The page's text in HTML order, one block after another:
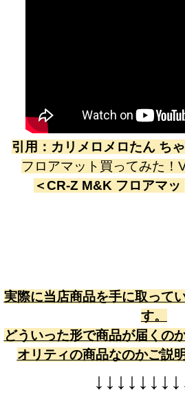
引用： カリメロメロたん ち
フロアマット買ってみた！
＜CR-Z M&K フロアマ
実際に当店商品を手に取って
す。
どういった形で商品が届くの
オリティの商品なのかご説
↓ ↓ ↓ ↓ ↓ ↓ ↓ ↓